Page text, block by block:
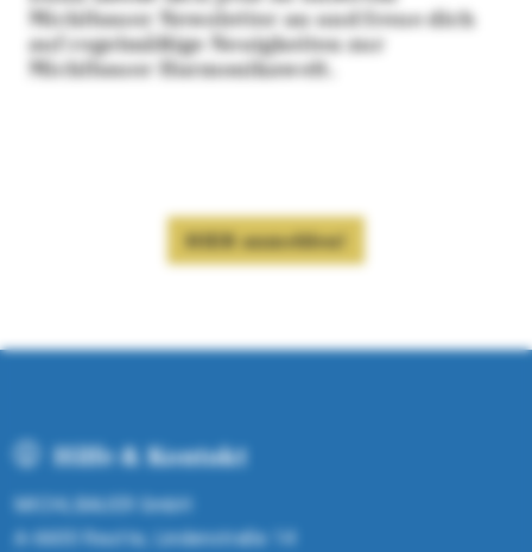
Michlbauer Newsletter an und freue dich
auf regelmäßige Neuigkeiten zur
Michlbauer Harmonikawelt.
HIER anmelden!
Hilfe & Kontakt
MICHLBAUER GmbH
A-6600 Reutte, Lindenstraße 14